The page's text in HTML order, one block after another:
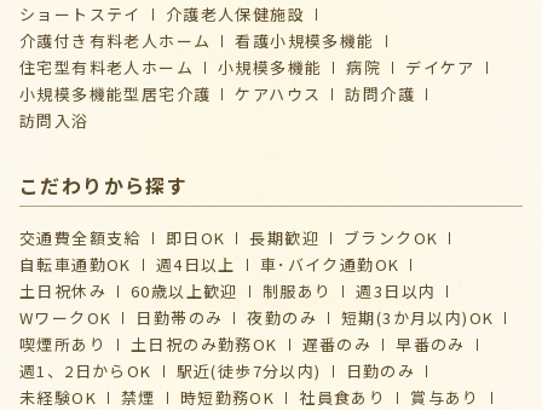
ショートステイ
介護⽼⼈保健施設
介護付き有料老人ホーム
看護小規模多機能
住宅型有料老人ホーム
小規模多機能 病院
デイケア
⼩規模多機能型居宅介護
ケアハウス
訪問介護
訪問入浴
こだわりから探す
交通費全額支給 即日OK 長期歓迎
ブランクOK
自転車通勤OK
週4日以上
車･バイク通勤OK
土日祝休み
60歳以上歓迎 制服あり
週3日以内
WワークOK
日勤帯のみ 夜勤のみ
短期(3か月以内)OK
喫煙所あり
土日祝のみ勤務OK 遅番のみ
早番のみ
週1、2日からOK
駅近(徒歩7分以内)
日勤のみ
未経験OK
禁煙 時短勤務OK 社員食あり
賞与あり